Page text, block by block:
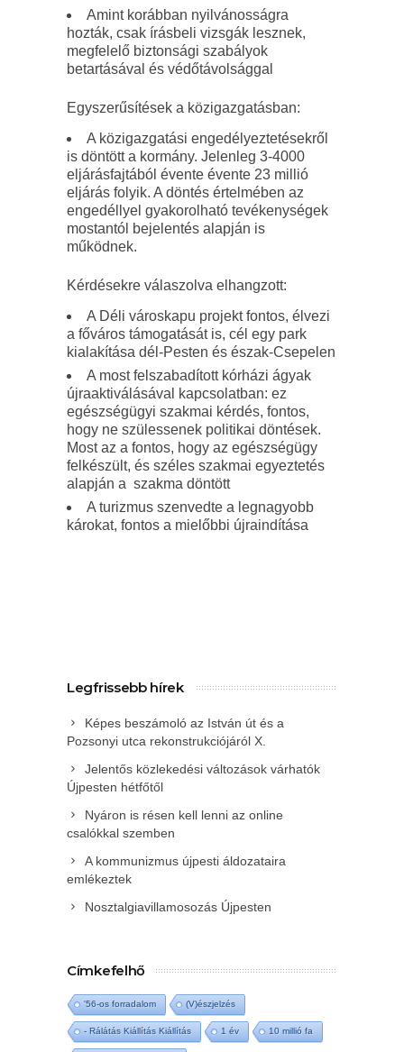
Amint korábban nyilvánosságra
hozták, csak írásbeli vizsgák lesznek,
megfelelő biztonsági szabályok
betartásával és védőtávolsággal
Egyszerűsítések a közigazgatásban:
A közigazgatási engedélyeztetésekről
is döntött a kormány. Jelenleg 3-4000
eljárásfajtából évente évente 23 millió
eljárás folyik. A döntés értelmében az
engedéllyel gyakorolható tevékenységek
mostantól bejelentés alapján is
működnek.
Kérdésekre válaszolva elhangzott:
A Déli városkapu projekt fontos, élvezi
a főváros támogatását is, cél egy park
kialakítása dél-Pesten és észak-Csepelen
A most felszabadított kórházi ágyak
újraaktiválásával kapcsolatban: ez
egészségügyi szakmai kérdés, fontos,
hogy ne szülessenek politikai döntések.
Most az a fontos, hogy az egészségügy
felkészült, és széles szakmai egyeztetés
alapján a szakma döntött
A turizmus szenvedte a legnagyobb
károkat, fontos a mielőbbi újraindítása
Legfrissebb hírek
Képes beszámoló az István út és a
Pozsonyi utca rekonstrukciójáról X.
Jelentős közlekedési változások várhatók
Újpesten hétfőtől
Nyáron is résen kell lenni az online
csalókkal szemben
A kommunizmus újpesti áldozataira
emlékeztek
Nosztalgiavillamosozás Újpesten
Címkefelhő
'56-os forradalom (V)észjelzés
- Rálátás Kiállítás Kiállítás 1 év 10 millió fa